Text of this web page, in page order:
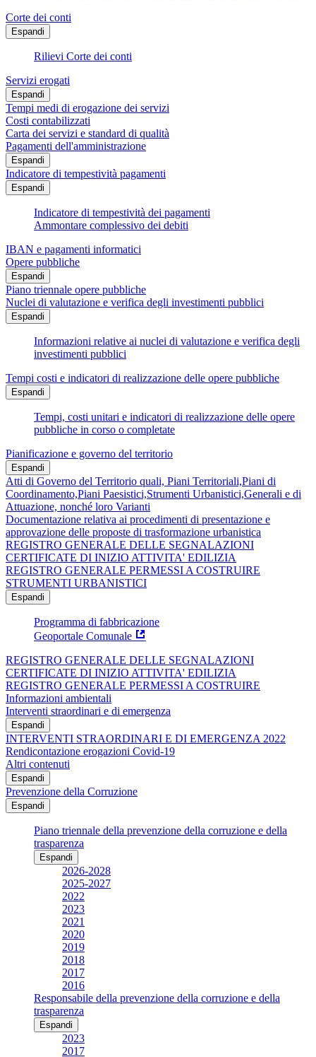
Corte dei conti
Espandi
Rilievi Corte dei conti
Servizi erogati
Espandi
Tempi medi di erogazione dei servizi
Costi contabilizzati
Carta dei servizi e standard di qualità
Pagamenti dell'amministrazione
Espandi
Indicatore di tempestività pagamenti
Espandi
Indicatore di tempestività dei pagamenti
Ammontare complessivo dei debiti
IBAN e pagamenti informatici
Opere pubbliche
Espandi
Piano triennale opere pubbliche
Nuclei di valutazione e verifica degli investimenti pubblici
Espandi
Informazioni relative ai nuclei di valutazione e verifica degli
investimenti pubblici
Tempi costi e indicatori di realizzazione delle opere pubbliche
Espandi
Tempi, costi unitari e indicatori di realizzazione delle opere
pubbliche in corso o completate
Pianificazione e governo del territorio
Espandi
Atti di Governo del Territorio quali, Piani Territoriali,Piani di
Coordinamento,Piani Paesistici,Strumenti Urbanistici,Generali e di
Attuazione, nonché loro Varianti
Documentazione relativa ai procedimenti di presentazione e
approvazione delle proposte di trasformazione urbanistica
REGISTRO GENERALE DELLE SEGNALAZIONI
CERTIFICATE DI INIZIO ATTIVITA' EDILIZIA
REGISTRO GENERALE PERMESSI A COSTRUIRE
STRUMENTI URBANISTICI
Espandi
Programma di fabbricazione
Geoportale Comunale
REGISTRO GENERALE DELLE SEGNALAZIONI
CERTIFICATE DI INIZIO ATTIVITA' EDILIZIA
REGISTRO GENERALE PERMESSI A COSTRUIRE
Informazioni ambientali
Interventi straordinari e di emergenza
Espandi
INTERVENTI STRAORDINARI E DI EMERGENZA 2022
Rendicontazione erogazioni Covid-19
Altri contenuti
Espandi
Prevenzione della Corruzione
Espandi
Piano triennale della prevenzione della corruzione e della
trasparenza
Espandi
2026-2028
2025-2027
2022
2023
2021
2020
2019
2018
2017
2016
Responsabile della prevenzione della corruzione e della
trasparenza
Espandi
2023
2017